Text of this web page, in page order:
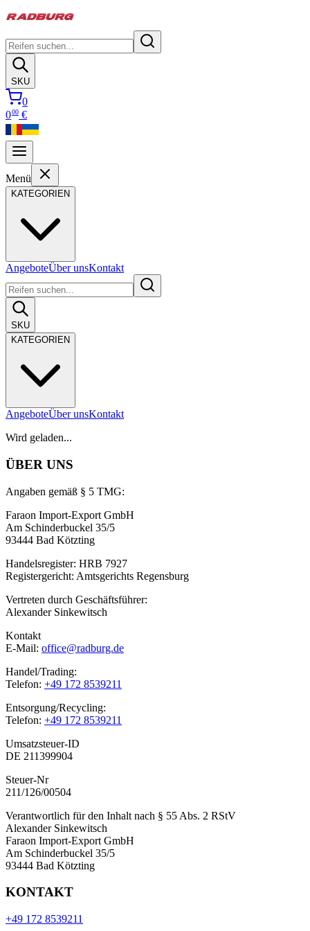
SKU
0
000 €
Menü
KATEGORIEN
AngeboteÜber unsKontakt
SKU
KATEGORIEN
AngeboteÜber unsKontakt
Wird geladen...
ÜBER UNS
Angaben gemäß § 5 TMG:
Faraon Import-Export GmbH
Am Schinderbuckel 35/5
93444 Bad Kötzting
Handelsregister: HRB 7927
Registergericht: Amtsgerichts Regensburg
Vertreten durch Geschäftsführer:
Alexander Sinkewitsch
Kontakt
E-Mail: office@radburg.de
Handel/Trading:
Telefon: +49 172 8539211
Entsorgung/Recycling:
Telefon: +49 172 8539211
Umsatzsteuer-ID
DE 211399904
Steuer-Nr
211/126/00504
Verantwortlich für den Inhalt nach § 55 Abs. 2 RStV
Alexander Sinkewitsch
Faraon Import-Export GmbH
Am Schinderbuckel 35/5
93444 Bad Kötzting
KONTAKT
+49 172 8539211